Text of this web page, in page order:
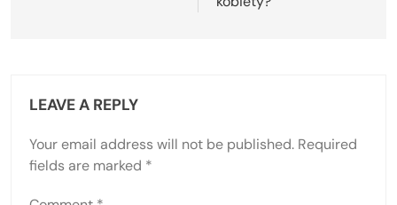
LEAVE A REPLY
Your email address will not be published. Required
fields are marked *